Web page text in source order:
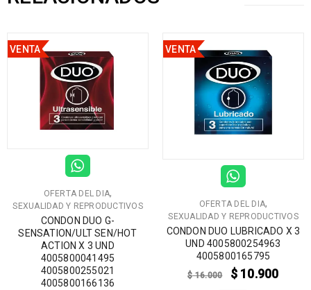
VENTA
OFERTA DEL DIA,
SEXUALIDAD Y REPRODUCTIVOS
CONDON DUO G-
SENSATION/ULT SEN/HOT
ACTION X 3 UND
4005800041495
4005800255021
4005800166136
VENTA
OFERTA DEL DIA,
SEXUALIDAD Y REPRODUCTIVOS
CONDON DUO LUBRICADO X 3
UND 4005800254963
4005800165795
$16.000 $10.900